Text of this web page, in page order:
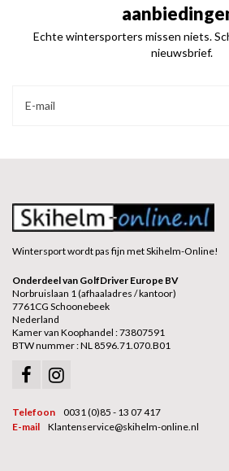
Echte wintersporters missen niets.
nieuwsbrief.
Wintersport wordt pas fijn met Skihelm-Online!
Onderdeel van GolfDriver Europe BV
Norbruislaan 1 (afhaaladres / kantoor)
7761CG Schoonebeek
Nederland
Kamer van Koophandel : 73807591
BTW nummer : NL 8596.71.070.B01
Telefoon
0031 (0)85 - 13 07 417
E-mail
Klantenservice@skihelm-online.nl